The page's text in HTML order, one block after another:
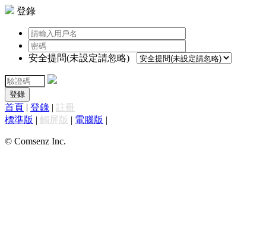
登錄
安全提問(未設定請忽略)
登錄
首頁 | 登錄 | 註冊
標準版 | 觸屏版 | 電腦版 |
© Comsenz Inc.